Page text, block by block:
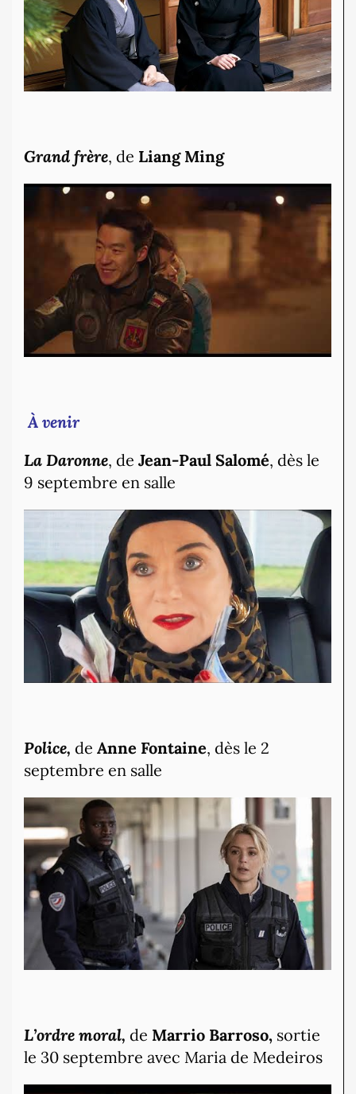
Grand frère, de Liang Ming
À venir
La Daronne, de Jean-Paul Salomé, dès le
9 septembre en salle
Police, de Anne Fontaine, dès le 2
septembre en salle
L’ordre moral, de Marrio Barroso, sortie
le 30 septembre avec Maria de Medeiros